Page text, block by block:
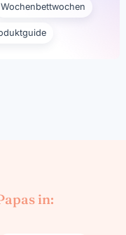
Wochenbettwochen
in: